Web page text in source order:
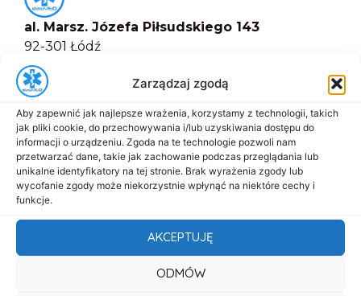
Zarządzaj zgodą
Aby zapewnić jak najlepsze wrażenia, korzystamy z technologii, takich
jak pliki cookie, do przechowywania i/lub uzyskiwania dostępu do
informacji o urządzeniu. Zgoda na te technologie pozwoli nam
przetwarzać dane, takie jak zachowanie podczas przeglądania lub
unikalne identyfikatory na tej stronie. Brak wyrażenia zgody lub
wycofanie zgody może niekorzystnie wpłynąć na niektóre cechy i
funkcje.
AKCEPTUJĘ
ODMÓW
al. Marsz. Józefa Piłsudskiego 143
92-301 Łódź
biuro@dasmed.pl
Menu
Start
O nas
Oferta
Aktualności